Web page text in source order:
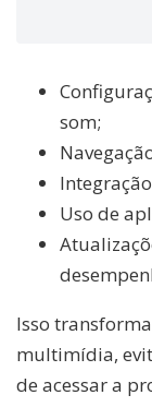
som;
Uso de
Isso
multimídia,
de acessar a